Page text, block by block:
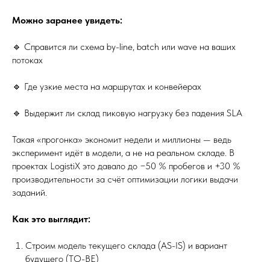
Можно заранее увидеть:
🔹 Справится ли схема by-line, batch или wave на ваших
потоках
🔹 Где узкие места на маршрутах и конвейерах
🔹 Выдержит ли склад пиковую нагрузку без падения SLA
Такая «прогонка» экономит недели и миллионы — ведь
эксперимент идёт в модели, а не на реальном складе. В
проектах LogistiX это давало до −50 % пробегов и +30 %
производительности за счёт оптимизации логики выдачи
заданий.
Как это выглядит:
Строим модель текущего склада (AS-IS) и вариант
будущего (TO-BE)